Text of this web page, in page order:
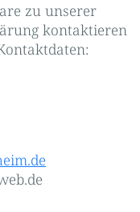
zu unserer
kontaktieren